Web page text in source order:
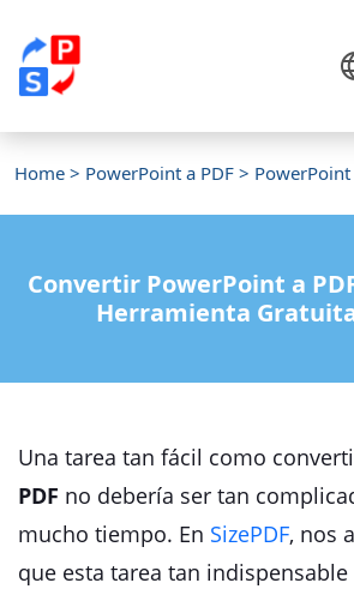
Home > PowerPoint a PDF > PowerPoint
Convertir PowerPoint a
Herramienta
Una tarea tan fácil como
PDF no debería ser tan
mucho tiempo. En SizePDF, nos
que esta tarea tan